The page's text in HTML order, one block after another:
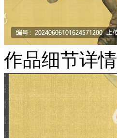
作品细节详情